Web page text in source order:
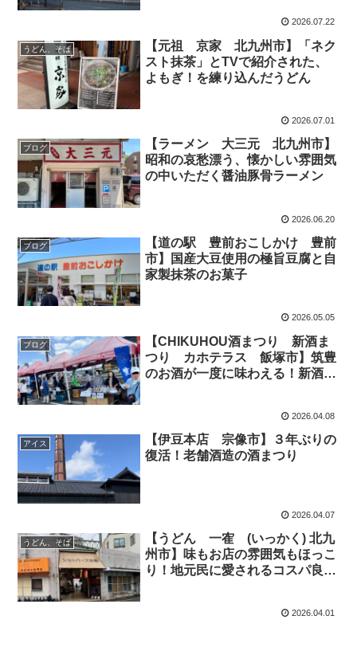
2026.07.22
うどん、そば
【元祖 京家 北九州市】「ネク
スト抹茶」とTVで紹介された、
よもぎ！を練り込んだうどん
2026.07.01
ブログ
【ラーメン 大三元 北九州市】
昭和の哀愁漂う、懐かしい雰囲気
の中いただく醤油豚骨ラーメン
2026.06.20
ブログ
【道の駅 豊前おこしかけ 豊前
市】国産大豆使用の極旨豆腐と自
家製抹茶のお菓子
2026.05.05
ブログ
【CHIKUHOU酒まつり 新酒ま
つり カホテラス 飯塚市】筑豊
のお酒が一度に味わえる！新酒イ
2026.04.08
アイス
【伊豆本店 宗像市】３年ぶりの
復活！老舗酒造の酒まつり
2026.04.07
うどん、そば
【うどん 一隺 (いっかく) 北九
州市】味もお店の雰囲気もほっこ
り！地元民に愛されるコスパ良し
2026.04.01